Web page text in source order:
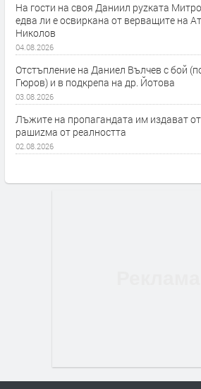
На гости на своя Даниил руzката
едва ли е освиркана от верващите на
Николов
04.08.2026
Отстъпление на Даниел Вълчев с бой
Гюров) и в подкрепа на др. Йотова
03.08.2026
Лъжите на пропагандата им издават
рашиzма от реалността
02.08.2026